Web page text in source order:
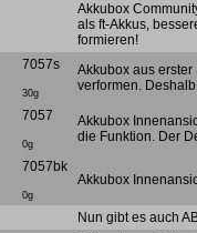
Akkubox
als ft-Akkus,
formieren!
7057s
30g
Akkubox aus erster
verformen.
7057
0g
Akkubox
die Funktion. Der
7057bk
0g
Akkubox
Nun gibt es auch